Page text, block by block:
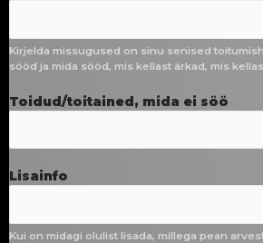
Kirjelda missugused on sinu senised
sööd ja mida sööd, mis kellast ärkad, mis
Toidud/toitained, mida ei söö
Lisainfo
Kui on midagi olulist lisada, millega pean